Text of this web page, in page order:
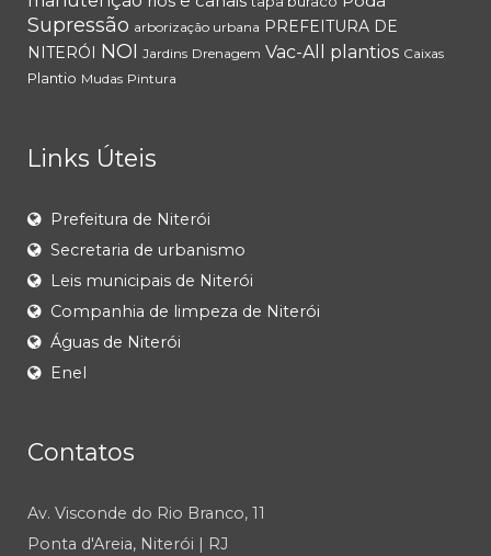
Supressão arborização urbana PREFEITURA DE
NITERÓI
NOI Jardins Drenagem Vac-All plantios Caixas
Plantio Mudas Pintura
Links Úteis
Prefeitura de Niterói
Secretaria de urbanismo
Leis municipais de Niterói
Companhia de limpeza de Niterói
Águas de Niterói
Enel
Contatos
Av. Visconde do Rio Branco, 11
Ponta d'Areia, Niterói | RJ